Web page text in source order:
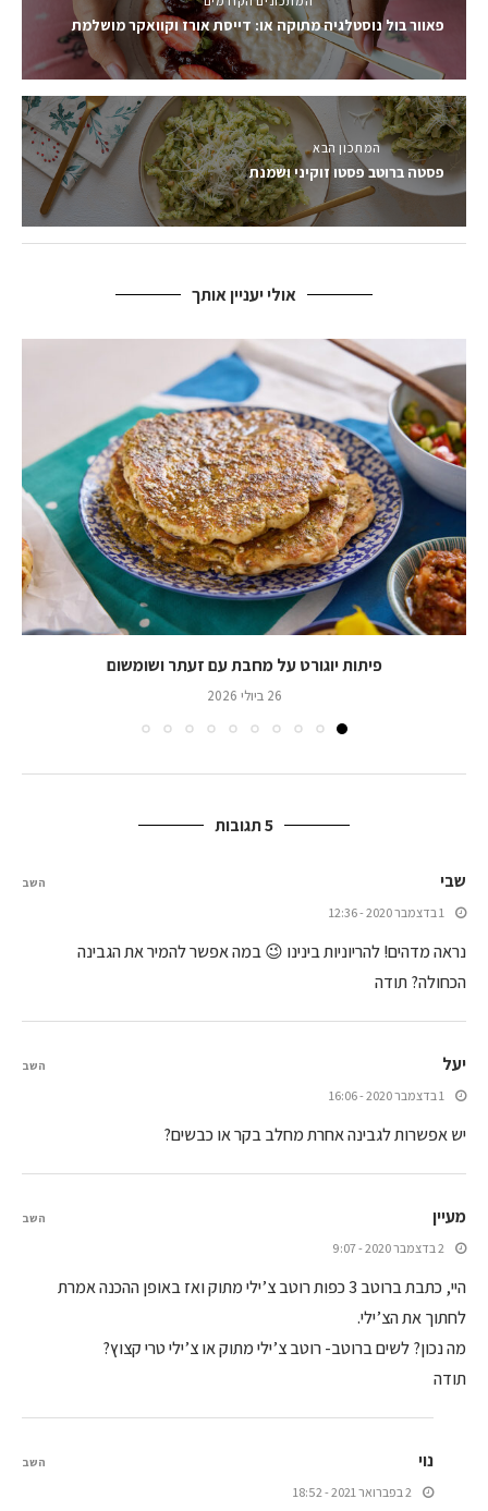
פאוור בול נוסטלגיה מתוקה או: דייסת אורז וקוואקר מושלמת
המתכון הבא
פסטה ברוטב פסטו זוקיני ושמנת
אולי יעניין אותך
פיתות יוגורט על מחבת עם זעתר ושומשום
26 ביולי 2026
5 תגובות
שבי
1 בדצמבר 2020 - 12:36
נראה מדהים! להריוניות בינינו 😉 במה אפשר להמיר את הגבינה
הכחולה? תודה
השב
יעל
1 בדצמבר 2020 - 16:06
יש אפשרות לגבינה אחרת מחלב בקר או כבשים?
השב
מעיין
2 בדצמבר 2020 - 9:07
היי, כתבת ברוטב 3 כפות רוטב צ’ילי מתוק ואז באופן ההכנה אמרת
לחתוך את הצ’ילי.
מה נכון? לשים ברוטב- רוטב צ’ילי מתוק או צ’ילי טרי קצוץ?
תודה
השב
נוי
2 בפברואר 2021 - 18:52
השב